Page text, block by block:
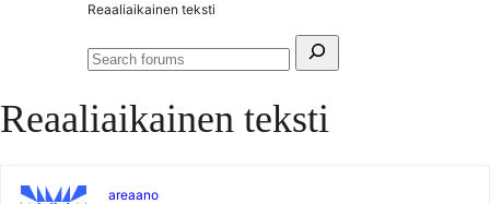
Reaaliaikainen teksti
Search
Search
Reaaliaikainen teksti
areaano